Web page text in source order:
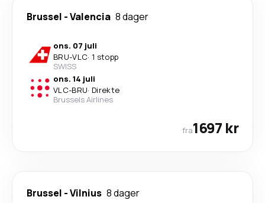
Brussel -Valencia 8 dager
ons. 07 juli
BRU-VLC· 1 stopp
SWISS
ons. 14 juli
VLC-BRU· Direkte
Brussels Airlines
fra1697 kr
Brussel -Vilnius 8 dager